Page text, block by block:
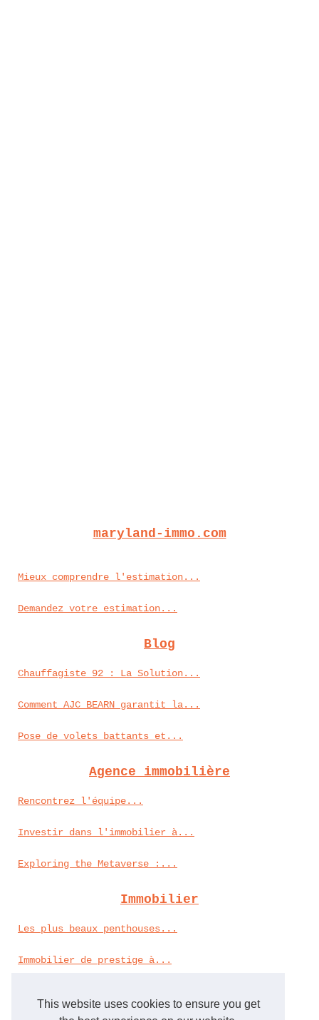
This website uses cookies to ensure you get
maryland-immo.com
Mieux comprendre l'estimation...
Demandez votre estimation...
Blog
Chauffagiste 92 : La Solution...
Comment AJC BEARN garantit la...
Pose de volets battants et...
Agence immobilière
Rencontrez l'équipe...
Investir dans l'immobilier à...
Exploring the Metaverse :...
Immobilier
Les plus beaux penthouses...
Immobilier de prestige à...